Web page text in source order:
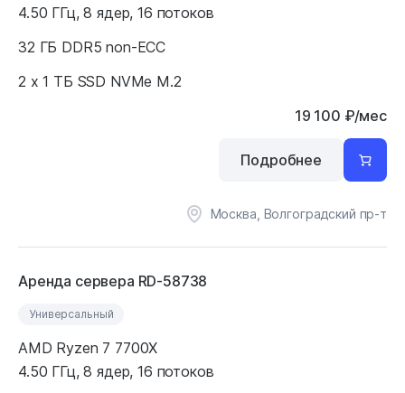
4.50 ГГц, 8 ядер, 16 потоков
32 ГБ DDR5 non-ECC
2 x 1 ТБ SSD NVMe M.2
19 100 ₽/мес
Москва, Волгоградский пр-т
Подробнее
Аренда сервера RD-58738
Универсальный
AMD Ryzen 7 7700X
4.50 ГГц, 8 ядер, 16 потоков